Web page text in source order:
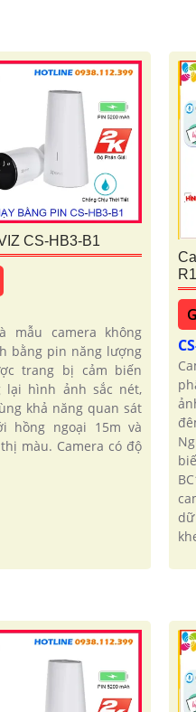
CS-HB3-B1
mẫu camera không
bằng pin năng lượng
trang bị cảm biến
lại hình ảnh sắc nét,
khả năng quan sát
hồng ngoại 15m và
màu. Camera có độ